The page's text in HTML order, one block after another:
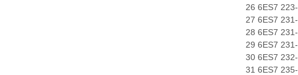
26 6ES7
27 6ES7
28 6ES7
29 6ES7
30 6ES7
31 6ES7